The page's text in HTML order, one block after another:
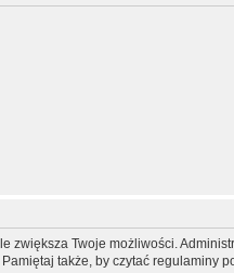
Twoje możliwości.
także, by czytać regulaminy